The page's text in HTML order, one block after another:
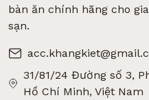
bàn ăn chính hãng cho
sạn.
31/81/24 Đường số 3,
Hồ Chí Minh, Việt Nam